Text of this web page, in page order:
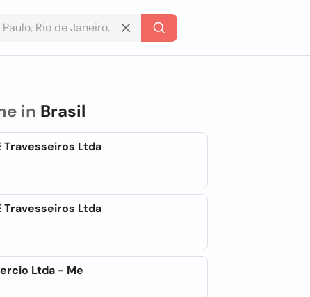
in Brasil
Travesseiros Ltda
Travesseiros Ltda
Ltda - Me